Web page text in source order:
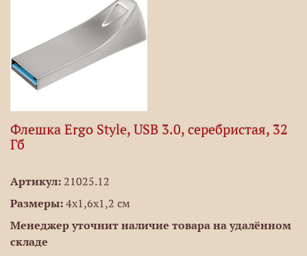
Флешка Ergo Style, USB 3.0, серебристая, 32
Гб
Артикул: 21025.12
Размеры: 4х1,6х1,2 см
Менеджер уточнит наличие товара на удалённом
складе